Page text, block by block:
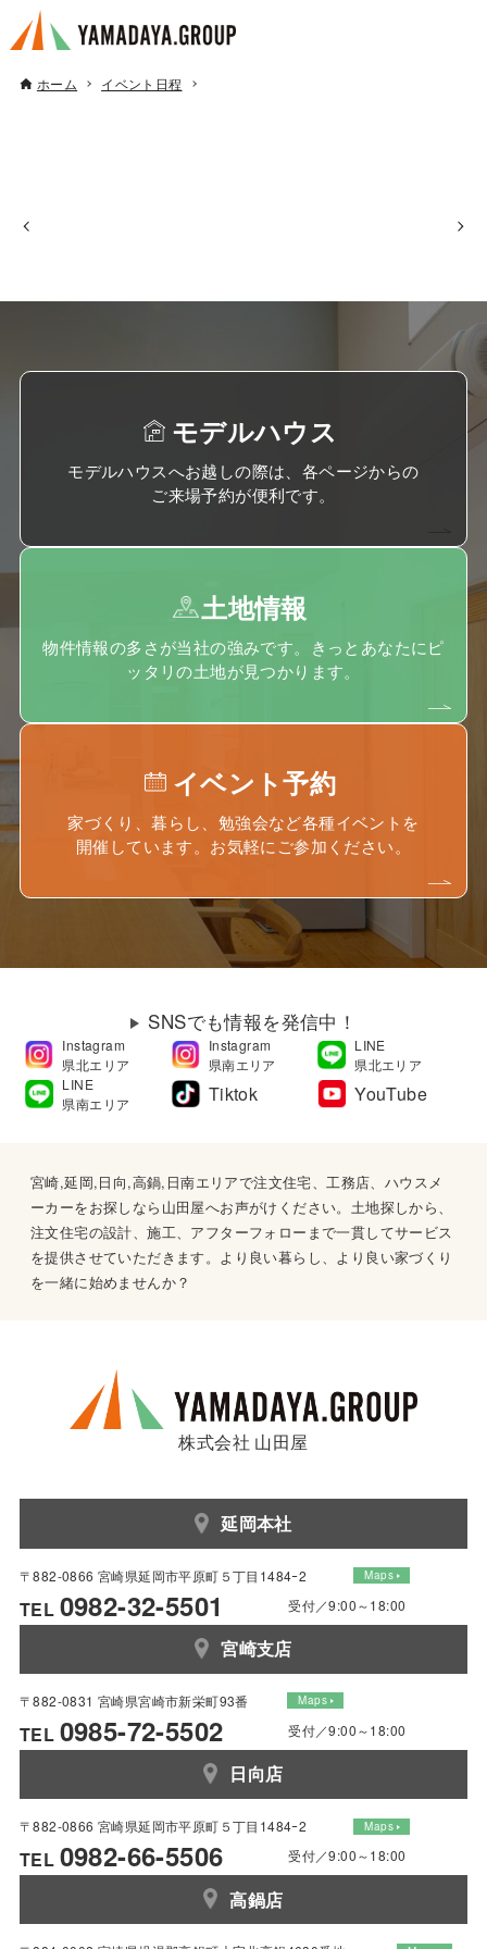
ホーム イベント日程
モデルハウス
モデルハウスへお越しの際は、各ページからの
ご来場予約が便利です。
土地情報
物件情報の多さが当社の強みです。きっとあなたにピ
ッタリの土地が見つかります。
イベント予約
家づくり、暮らし、勉強会など各種イベントを
開催しています。お気軽にご参加ください。
SNSでも情報を発信中！
Instagram
県北エリア
Instagram
県南エリア
LINE
県北エリア
LINE
県南エリア
Tiktok YouTube
宮崎,延岡,日向,高鍋,日南エリアで注文住宅、工務店、ハウスメ
ーカーをお探しなら山田屋へお声がけください。土地探しから、
注文住宅の設計、施工、アフターフォローまで一貫してサービス
を提供させていただきます。より良い暮らし、より良い家づくり
を一緒に始めませんか？
株式会社 山田屋
延岡本社
〒882-0866 宮崎県延岡市平原町５丁目1484ｰ2 Maps
TEL 0982-32-5501 受付／9:00～18:00
宮崎支店
〒882-0831 宮崎県宮崎市新栄町93番 Maps
TEL 0985-72-5502 受付／9:00～18:00
日向店
〒882-0866 宮崎県延岡市平原町５丁目1484ｰ2 Maps
TEL 0982-66-5506 受付／9:00～18:00
高鍋店